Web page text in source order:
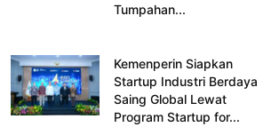
Tumpahan...
Kemenperin Siapkan
Startup Industri Berdaya
Saing Global Lewat
Program Startup for...